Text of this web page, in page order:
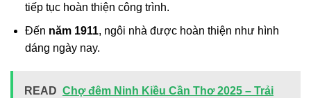
tiếp tục hoàn thiện công trình.
Đến năm 1911, ngôi nhà được hoàn thiện như hình
dáng ngày nay.
READ Chợ đêm Ninh Kiều Cần Thơ 2025 – Trải